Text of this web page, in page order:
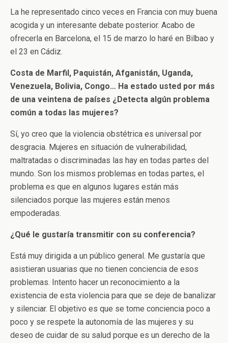
La he representado cinco veces en Francia con muy buena
acogida y un interesante debate posterior. Acabo de
ofrecerla en Barcelona, el 15 de marzo lo haré en Bilbao y
el 23 en Cádiz.
Costa de Marfil, Paquistán, Afganistán, Uganda,
Venezuela, Bolivia, Congo… Ha estado usted por más
de una veintena de países ¿Detecta algún problema
común a todas las mujeres?
Sí, yo creo que la violencia obstétrica es universal por
desgracia. Mujeres en situación de vulnerabilidad,
maltratadas o discriminadas las hay en todas partes del
mundo. Son los mismos problemas en todas partes, el
problema es que en algunos lugares están más
silenciados porque las mujeres están menos
empoderadas.
¿Qué le gustaría transmitir con su conferencia?
Está muy dirigida a un público general. Me gustaría que
asistieran usuarias que no tienen conciencia de esos
problemas. Intento hacer un reconocimiento a la
existencia de esta violencia para que se deje de banalizar
y silenciar. El objetivo es que se tome conciencia poco a
poco y se respete la autonomía de las mujeres y su
deseo de cuidar de su salud porque es un derecho de la